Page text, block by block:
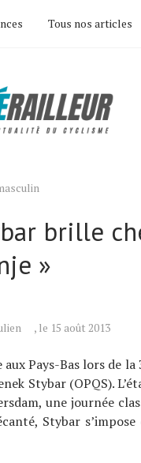
Tous nos articles
brille
»
, le 15 août 2013
Pays-Bas lors de la
Stybar (OPQS).
une journée
Stybar